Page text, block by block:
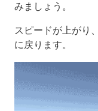
みましょう。
スピードが上がり
に戻ります。